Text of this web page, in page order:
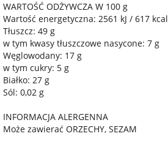
WARTOŚĆ ODŻYWCZA W 100 g
Wartość energetyczna: 2561 kJ / 617 kcal
Tłuszcz: 49 g
w tym kwasy tłuszczowe nasycone: 7 g
Węglowodany: 17 g
w tym cukry: 5 g
Białko: 27 g
Sól: 0,02 g
INFORMACJA ALERGENNA
Może zawierać ORZECHY, SEZAM